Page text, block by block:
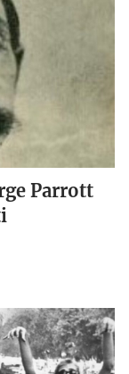
Parrott